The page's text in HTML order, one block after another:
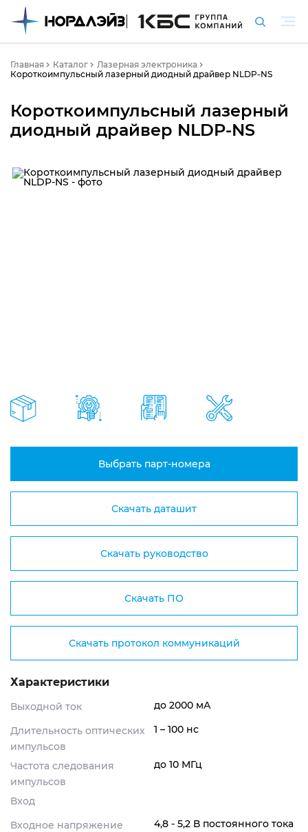
Главная Каталог
Лазерная электроника
Короткоимпульсный лазерный диодный драйвер NLDP-NS
Короткоимпульсный лазерный
диодный драйвер NLDP-NS
Выбрать парт-номера
Скачать даташит
Скачать руководство
Скачать ПО
Скачать протокол коммуникаций
Характеристики
Выходной ток до 2000 мА
Длительность оптических
импульсов
1 – 100 нс
Частота следования
импульсов
до 10 МГц
Вход
Входное напряжение
4,8 - 5,2 В постоянного тока